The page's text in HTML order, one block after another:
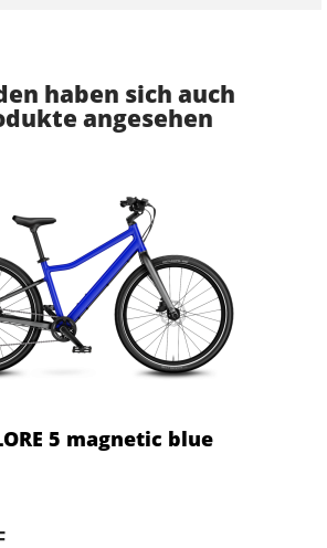
haben sich auch
angesehen
5 magnetic blue